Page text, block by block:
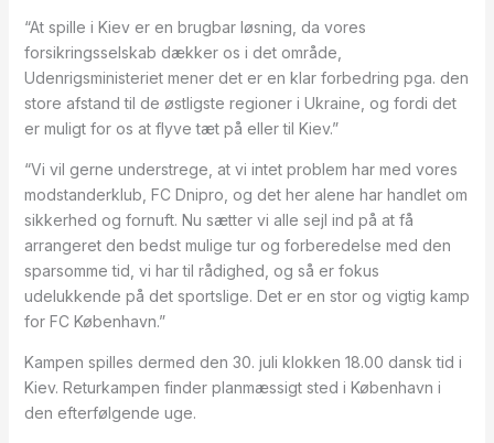
“At spille i Kiev er en brugbar løsning, da vores
forsikringsselskab dækker os i det område,
Udenrigsministeriet mener det er en klar forbedring pga. den
store afstand til de østligste regioner i Ukraine, og fordi det
er muligt for os at flyve tæt på eller til Kiev.”
“Vi vil gerne understrege, at vi intet problem har med vores
modstanderklub, FC Dnipro, og det her alene har handlet om
sikkerhed og fornuft. Nu sætter vi alle sejl ind på at få
arrangeret den bedst mulige tur og forberedelse med den
sparsomme tid, vi har til rådighed, og så er fokus
udelukkende på det sportslige. Det er en stor og vigtig kamp
for FC København.”
Kampen spilles dermed den 30. juli klokken 18.00 dansk tid i
Kiev. Returkampen finder planmæssigt sted i København i
den efterfølgende uge.